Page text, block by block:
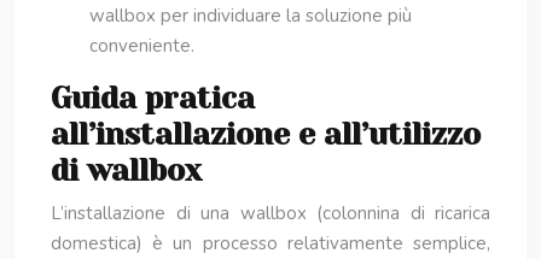
wallbox per individuare la soluzione più
conveniente.
Guida pratica
all’installazione e all’utilizzo
di wallbox
L’installazione di una wallbox (colonnina di ricarica
domestica) è un processo relativamente semplice,